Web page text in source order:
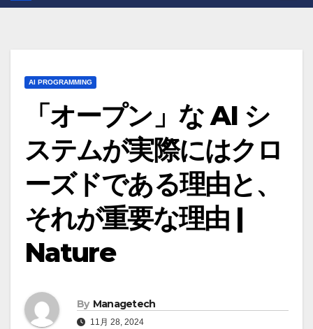
AI PROGRAMMING
「オープン」な AI シ
ステムが実際にはクロ
ーズドである理由と、
それが重要な理由 |
Nature
By Managetech
11月 28, 2024